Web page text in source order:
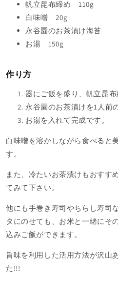
帆立昆布締め 110g
白味噌 20g
永谷園のお茶漬け海苔
お湯 150g
作り方
器にご飯を盛り、帆立昆布
永谷園のお茶漬けを1人前
お湯を入れて完成です。
白味噌を溶かしながら食べると
す。
また、冷たいお茶漬けもおすす
てみて下さい。
他にも手巻き寿司やちらし寿司
タにのせても、お米と一緒にそ
込みご飯ができます。
旨味を利用した活用方法が沢山
た!!!